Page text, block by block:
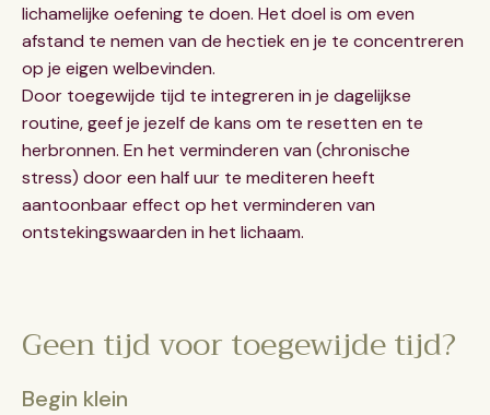
lichamelijke oefening te doen. Het doel is om even
afstand te nemen van de hectiek en je te concentreren
op je eigen welbevinden.
Door toegewijde tijd te integreren in je dagelijkse
routine, geef je jezelf de kans om te resetten en te
herbronnen. En het verminderen van (chronische
stress) door een half uur te mediteren heeft
aantoonbaar effect op het verminderen van
ontstekingswaarden in het lichaam.
Geen tijd voor toegewijde tijd?
Begin klein